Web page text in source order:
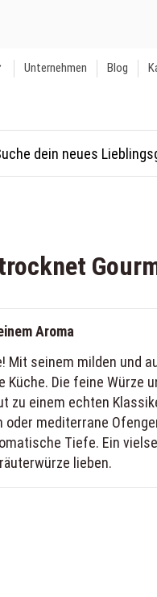
Unternehmen Blog
Aroma
Mit seinem milden und
Die feine Würze
zu einem echten
oder mediterrane
Tiefe. Ein
lieben.